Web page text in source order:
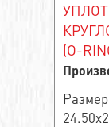
(O-